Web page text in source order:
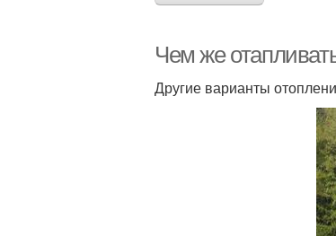
Чем же
Другие варианты